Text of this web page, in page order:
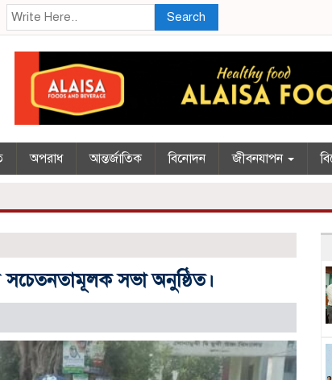
Search
অপরাধ আন্তর্জাতিক বিনোদন জীবনযাপন
সভা অনুষ্ঠিত।